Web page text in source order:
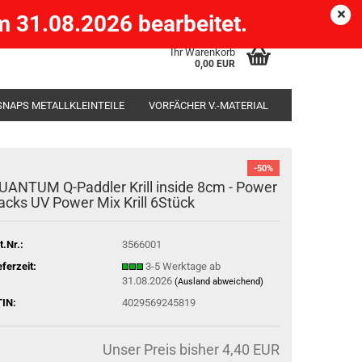
) Kundenlogin
Ihr Warenkorb
0,00 EUR
31.08.2026 bearbeitet.
METALLKLEINTEILE VORFÄCHER V.-MATERIAL
-50%
Q-Paddler Krill inside 8cm - Power
UV Power Mix Krill 6Stück
3566001
3-5 Werktage ab
31.08.2026 (Ausland abweichend)
4029569245819
Unser Preis bisher 4,40 EUR